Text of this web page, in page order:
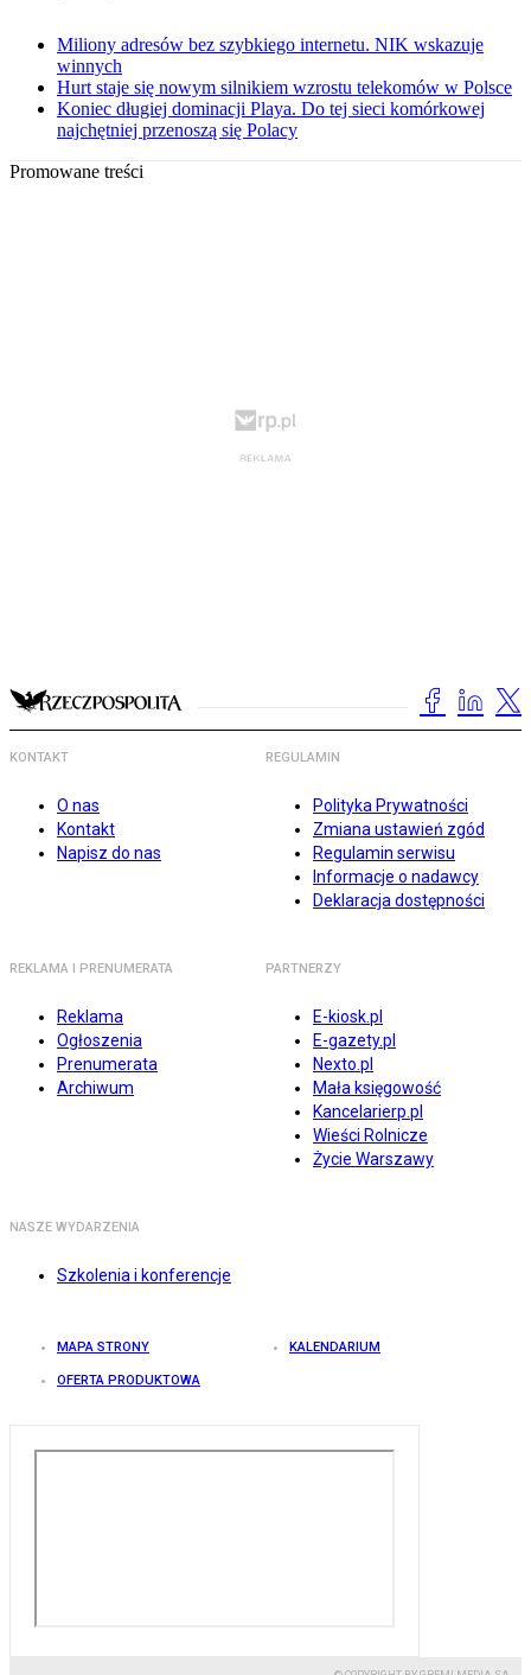
Miliony adresów bez szybkiego internetu. NIK wskazuje
winnych
Hurt staje się nowym silnikiem wzrostu telekomów w Polsce
Koniec długiej dominacji Playa. Do tej sieci komórkowej
najchętniej przenoszą się Polacy
Promowane treści
KONTAKT
O nas
Kontakt
Napisz do nas
REGULAMIN
Polityka Prywatności
Zmiana ustawień zgód
Regulamin serwisu
Informacje o nadawcy
Deklaracja dostępności
REKLAMA I PRENUMERATA
Reklama
Ogłoszenia
Prenumerata
Archiwum
PARTNERZY
E-kiosk.pl
E-gazety.pl
Nexto.pl
Mała księgowość
Kancelarierp.pl
Wieści Rolnicze
Życie Warszawy
NASZE WYDARZENIA
Szkolenia i konferencje
MAPA STRONY KALENDARIUM
OFERTA PRODUKTOWA